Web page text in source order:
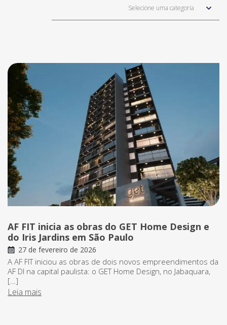
Selecione uma categoria
AF FIT inicia as obras do GET Home Design e
do Iris Jardins em São Paulo
27 de fevereiro de 2026
A AF FIT iniciou as obras de dois novos empreendimentos da
AF DI na capital paulista: o GET Home Design, no Jabaquara,
[…]
Leia mais